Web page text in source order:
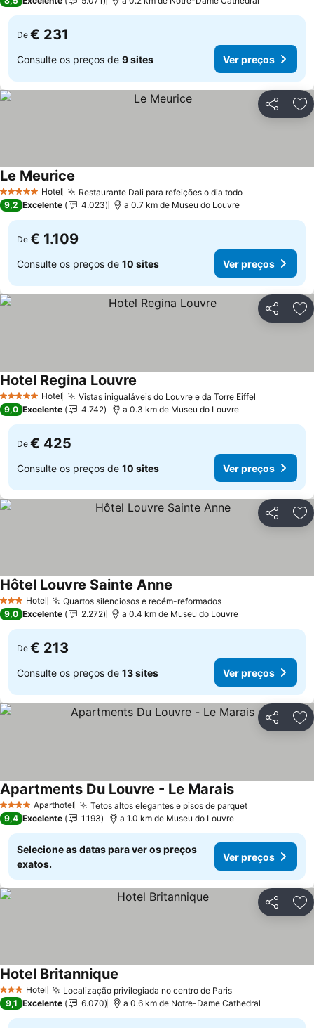
De € 231
Consulte os preços de 9 sites Ver preços
Partilhar
5 Estrelas Hotel Restaurante Dali para refeições o dia todo
Le Meurice
9,2 Excelente 4.023 a 0.7 km de Museu do Louvre
De € 1.109
Consulte os preços de 10 sites Ver preços
Partilhar
5 Estrelas Hotel Vistas inigualáveis do Louvre e da Torre Eiffel
Hotel Regina Louvre
9,0 Excelente 4.742 a 0.3 km de Museu do Louvre
De € 425
Consulte os preços de 10 sites Ver preços
Partilhar
3 EstrelasHotel Quartos silenciosos e recém-reformados
Hôtel Louvre Sainte Anne
9,0 Excelente 2.272 a 0.4 km de Museu do Louvre
De € 213
Consulte os preços de 13 sites Ver preços
Partilhar
4 EstrelasAparthotel Tetos altos elegantes e pisos de parquet
Apartments Du Louvre - Le Marais
9,4 Excelente 1.193 a 1.0 km de Museu do Louvre
Selecione as datas para ver os preços
exatos.
Ver preços
Partilhar
3 EstrelasHotel Localização privilegiada no centro de Paris
Hotel Britannique
9,1 Excelente 6.070 a 0.6 km de Notre-Dame Cathedral